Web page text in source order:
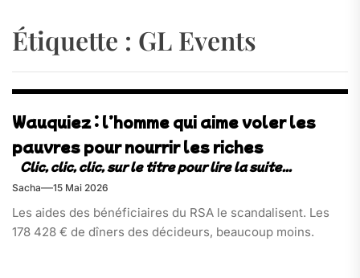
Étiquette : GL Events
Wauquiez : l’homme qui aime voler les
pauvres pour nourrir les riches
Sacha 15 Mai 2026
Les aides des bénéficiaires du RSA le scandalisent. Les
178 428 € de dîners des décideurs, beaucoup moins.